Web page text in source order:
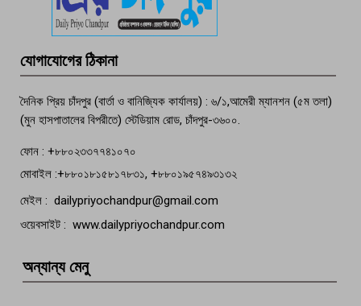
তরুণের অর্ধগলিত লাশ উদ্ধার
বেঁচে নেই, বিভিন্ন সংগঠনের শোক
যোগাযোগের ঠিকানা
দৈনিক প্রিয় চাঁদপুর (বার্তা ও বানিজ্যিক কার্যালয়) : ৬/১,আমেরী ম্যানশন (৫ম তলা)
(মুন হাসপাতালের বিপরীতে) স্টেডিয়াম রোড, চাঁদপুর-৩৬০০.
ফোন : +৮৮০২৩৩৭৭৪১০৭০
মোবাইল :+৮৮০১৮১৫৮১৭৮৩১, +৮৮০১৯৫৭৪৯৩১৩২
মেইল : dailypriyochandpur@gmail.com
ওয়েবসাইট : www.dailypriyochandpur.com
অন্যান্য মেনু